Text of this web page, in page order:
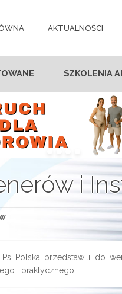
AKTUALNOŚCI
SZKOLENIA
i
Polska przedstawili do
i praktycznego.